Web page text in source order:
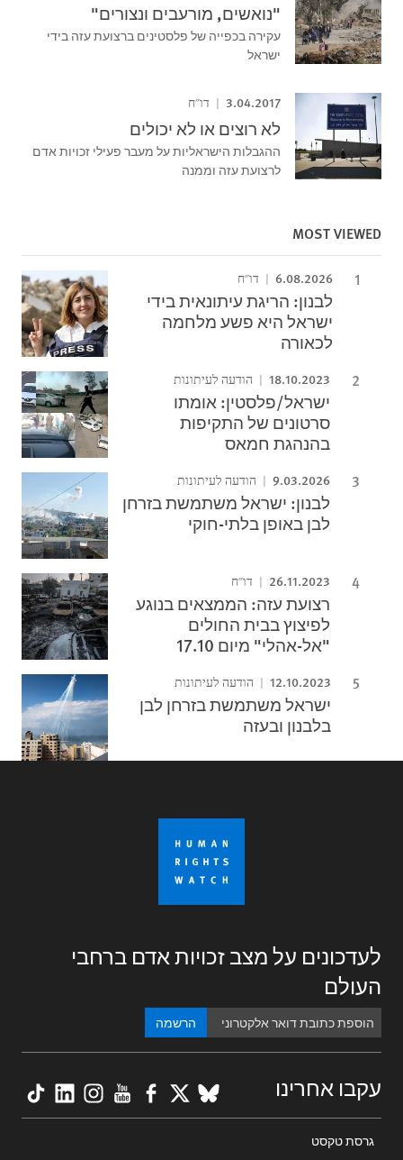
"נואשים, מורעבים ונצורים"
עקירה בכפייה של פלסטינים ברצועת עזה בידי
ישראל
3.04.2017 דו"ח
לא רוצים או לא יכולים
ההגבלות הישראליות על מעבר פעילי זכויות אדם
לרצועת עזה וממנה
MOST VIEWED
6.08.2026 דו"ח
לבנון: הריגת עיתונאית בידי
ישראל היא פשע מלחמה
לכאורה
18.10.2023 הודעה לעיתונות
ישראל/פלסטין: אומתו
סרטונים של התקיפות
בהנהגת חמאס
9.03.2026 הודעה לעיתונות
לבנון: ישראל משתמשת בזרחן
לבן באופן בלתי-חוקי
26.11.2023 דו"ח
רצועת עזה: הממצאים בנוגע
לפיצוץ בבית החולים
"אל-אהלי" מיום 17.10
12.10.2023 הודעה לעיתונות
ישראל משתמשת בזרחן לבן
בלבנון ובעזה
לעדכונים על מצב זכויות אדם ברחבי
העולם
הרשמה
עקבו אחרינו BlueSky
X
Facebook
YouTube
menu
גרסת טקסט